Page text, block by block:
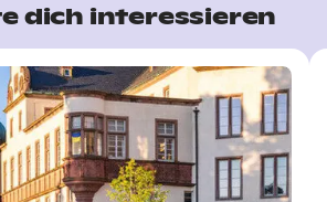
dich interessieren